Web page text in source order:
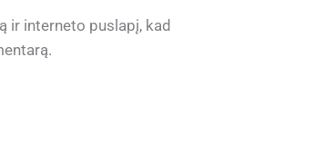
ir interneto puslapį, kad